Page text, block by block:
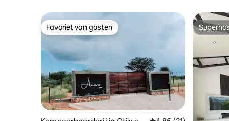
Favoriet van gasten
Favoriet van gasten